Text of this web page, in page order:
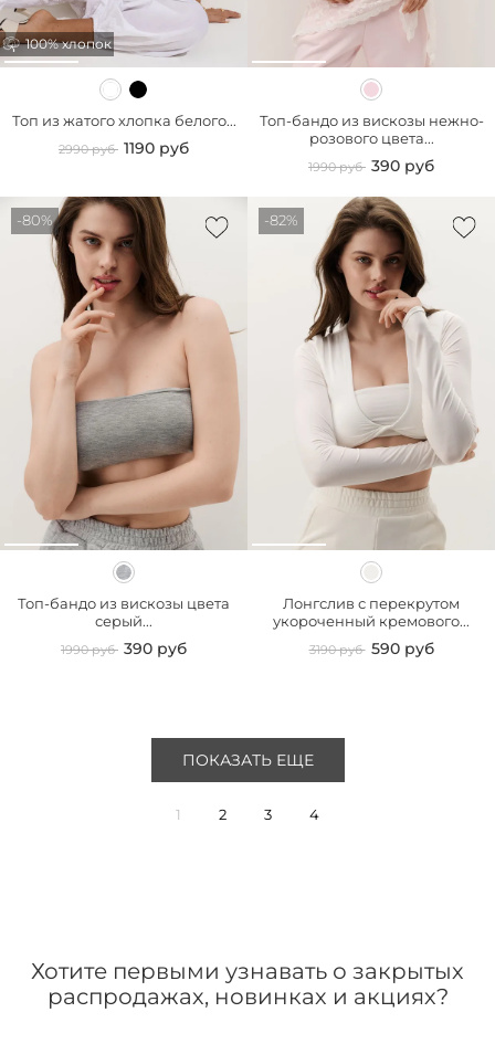
100% хлопок
Топ из жатого хлопка белого...
2990 руб 1190 руб
Топ-бандо из вискозы нежно-
розового цвета...
1990 руб 390 руб
-80%
Топ-бандо из вискозы цвета
серый...
1990 руб 390 руб
-82%
Лонгслив с перекрутом
укороченный кремового...
3190 руб 590 руб
ПОКАЗАТЬ ЕЩЕ
1 2 3 4
Хотите первыми узнавать о закрытых
распродажах, новинках и акциях?